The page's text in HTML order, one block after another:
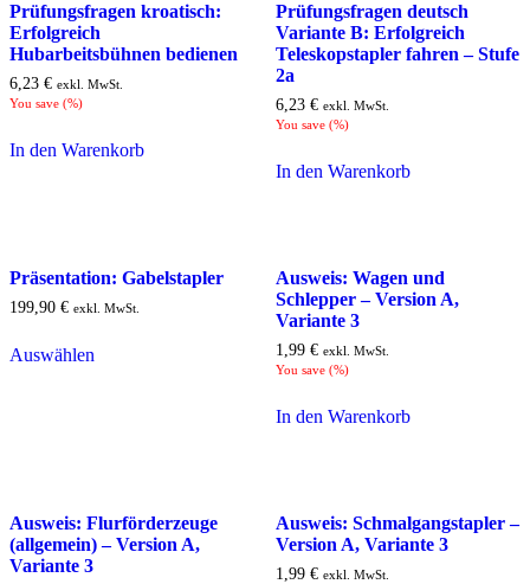
Prüfungsfragen kroatisch:
Erfolgreich
Hubarbeitsbühnen bedienen
6,23 € exkl. MwSt.
You save (%)
In den Warenkorb
Prüfungsfragen deutsch
Variante B: Erfolgreich
Teleskopstapler fahren – Stufe
2a
6,23 € exkl. MwSt.
You save (%)
In den Warenkorb
Präsentation: Gabelstapler
199,90 € exkl. MwSt.
Auswählen
Ausweis: Wagen und
Schlepper – Version A,
Variante 3
1,99 € exkl. MwSt.
You save (%)
In den Warenkorb
Ausweis: Flurförderzeuge
(allgemein) – Version A,
Variante 3
Ausweis: Schmalgangstapler –
Version A, Variante 3
1,99 € exkl. MwSt.